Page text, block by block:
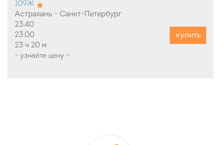
109Ж
Астрахань - Санкт-Петербург
23:40
23:00
23 ч 20 м
- узнайте цену -
купить